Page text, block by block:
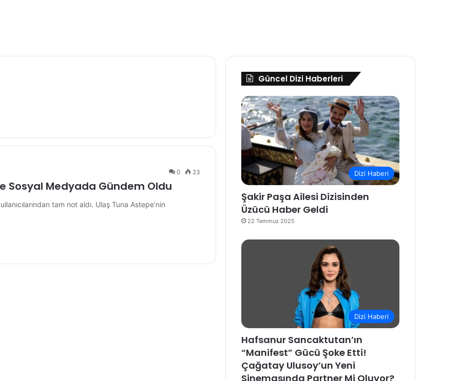
0 23
Sosyal Medyada Gündem Oldu
tam not aldı. Ulaş Tuna Astepe’nin
Güncel Dizi Haberleri
Dizi Haberi
Şakir Paşa Ailesi Dizisinden
Üzücü Haber Geldi
22 Temmuz 2025
Dizi Haberi
Hafsanur Sancaktutan’ın
“Manifest” Gücü Şoke Etti!
Çağatay Ulusoy’un Yeni
Sinemasında Partner Mi Oluyor?